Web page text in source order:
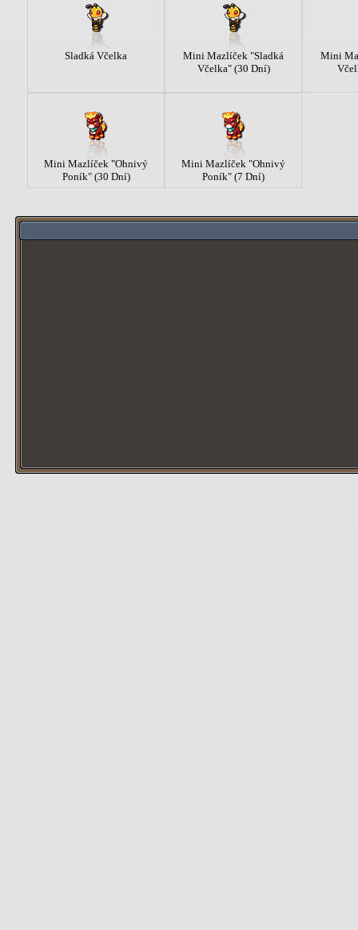
Sladká Včelka
Mini Mazlíček "Sladká
Včelka" (30 Dní)
Mini
Mini Mazlíček "Ohnivý
Poník" (30 Dní)
Mini Mazlíček "Ohnivý
Poník" (7 Dní)